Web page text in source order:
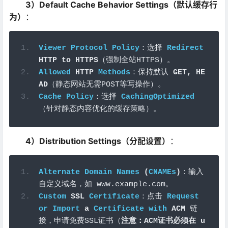
3）Default Cache Behavior Settings（默认缓存行
为）
：
Viewer Protocol Policy：选择
Redirect
HTTP to HTTPS（强制全站HTTPS）。
Allowed HTTP Methods ：保持默认 GET,
HE
AD（静态网站无需POST等写操作）。
Cache
Policy：选择 CachingOptimized
（针对静态内容优化的缓存策略）。
4）Distribution Settings（分配设置） ：
Alternate Domain Names (CNAMEs ) ：输入
自定义域名，如 www. example . com。
Custom SSL Certificate：点击
Request
or
Import a Certificate with ACM 链
接，申请免费SSL证书（注意： ACM证书必须在 u